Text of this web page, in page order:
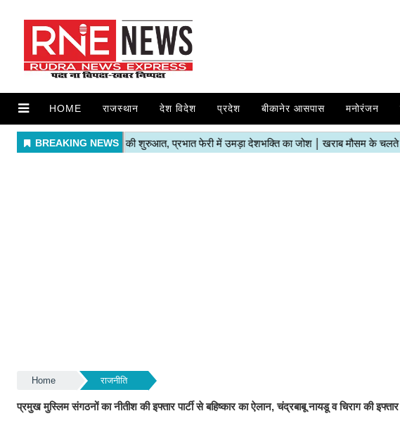
HOME राजस्थान देश विदेश प्रदेश बीकानेर आसपास मनोरंजन
Home राजनीति
प्रमुख मुस्लिम संगठनों का नीतीश की इफ्तार पार्टी से बहिष्कार का ऐलान, चंद्रबाबू नायडू व चिराग की इफ्तार